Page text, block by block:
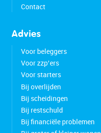
Contact
Advies
Voor beleggers
Voor zzp’ers
Voor starters
Bij overlijden
Bij scheidingen
Bij restschuld
Bij financiële problemen